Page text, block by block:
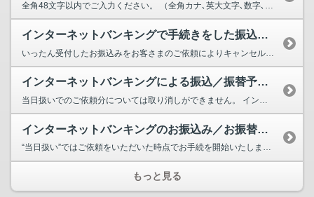
全角48文字以内でご入力ください。 （全角カナ､英大文字､数字､スペース､次の記号 , ...
インターネットバンキングで手続きをした振込をキャンセルしたいです。
インターネットバンキングによる振込／振替予約の取り消しはできますか？
当日扱いでのご依頼分については取り消しができません。 インターネットバンキング「振込・振替」...
インターネットバンキングのお振込み／お振替えの実行日は？
“当日扱い”ではご依頼をいただいた時点でお手続を開始いたします。 “予約扱い”ではご指定...
もっと見る